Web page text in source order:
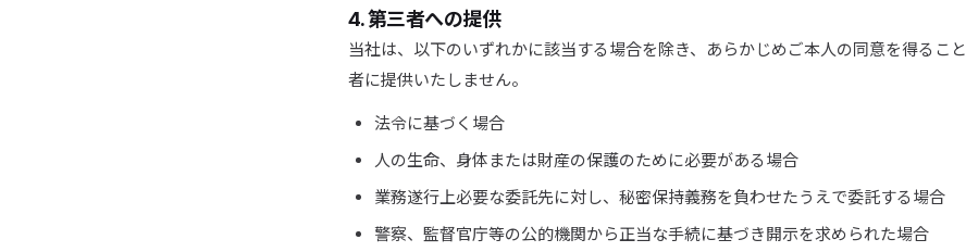
4. 第三者への提供
当社は、以下のいずれかに該当する場合を除き、あらかじめご本人の同意を得るこ
者に提供いたしません。
法令に基づく場合
人の生命、身体または財産の保護のために必要がある場合
業務遂行上必要な委託先に対し、秘密保持義務を負わせたうえで委託する場合
警察、監督官庁等の公的機関から正当な手続に基づき開示を求められた場合